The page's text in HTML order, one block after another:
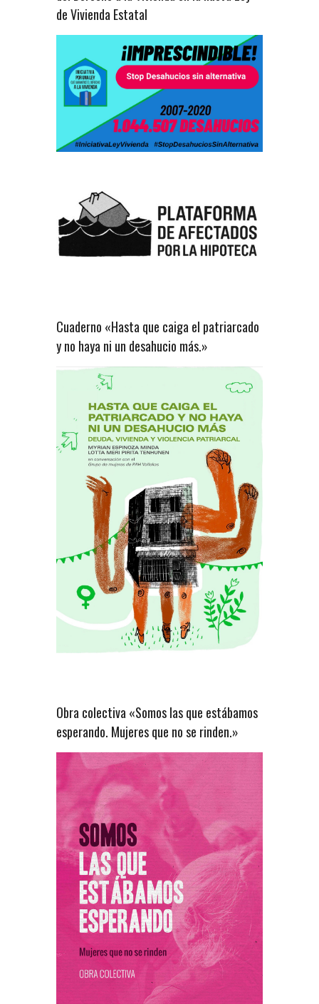
de Vivienda Estatal
Cuaderno «Hasta que caiga el patriarcado
y no haya ni un desahucio más.»
Obra colectiva «Somos las que estábamos
esperando. Mujeres que no se rinden.»